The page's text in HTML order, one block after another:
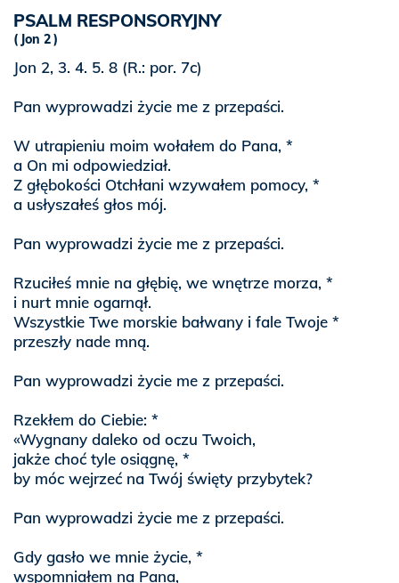
PSALM RESPONSORYJNY
Jon 2
Jon 2, 3. 4. 5. 8 (R.: por. 7c)
Pan wyprowadzi życie me z przepaści.
W utrapieniu moim wołałem do Pana, *
a On mi odpowiedział.
Z głębokości Otchłani wzywałem pomocy, *
a usłyszałeś głos mój.
Pan wyprowadzi życie me z przepaści.
Rzuciłeś mnie na głębię, we wnętrze morza, *
i nurt mnie ogarnął.
Wszystkie Twe morskie bałwany i fale Twoje *
przeszły nade mną.
Pan wyprowadzi życie me z przepaści.
Rzekłem do Ciebie: *
«Wygnany daleko od oczu Twoich,
jakże choć tyle osiągnę, *
by móc wejrzeć na Twój święty przybytek?
Pan wyprowadzi życie me z przepaści.
Gdy gasło we mnie życie, *
wspomniałem na Pana,